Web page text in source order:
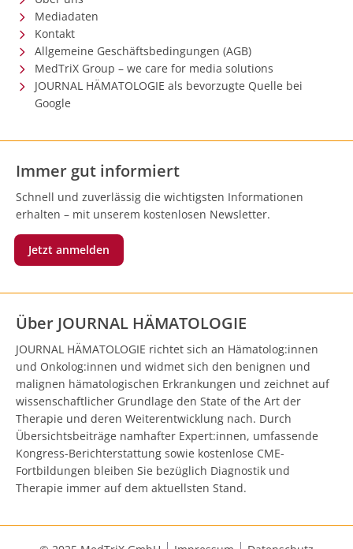
Mediadaten
Kontakt
Allgemeine Geschäftsbedingungen (AGB)
MedTriX Group – we care for media solutions
JOURNAL HÄMATOLOGIE als bevorzugte Quelle bei
Google
Immer gut informiert
Schnell und zuverlässig die wichtigsten Informationen
erhalten – mit unserem kostenlosen Newsletter.
Jetzt anmelden
Über JOURNAL HÄMATOLOGIE
JOURNAL HÄMATOLOGIE richtet sich an Hämatolog:innen
und Onkolog:innen und widmet sich den benignen und
malignen hämatologischen Erkrankungen und zeichnet auf
wissenschaftlicher Grundlage den State of the Art der
Therapie und deren Weiterentwicklung nach. Durch
Übersichtsbeiträge namhafter Expert:innen, umfassende
Kongress-Berichterstattung sowie kostenlose CME-
Fortbildungen bleiben Sie bezüglich Diagnostik und
Therapie immer auf dem aktuellsten Stand.